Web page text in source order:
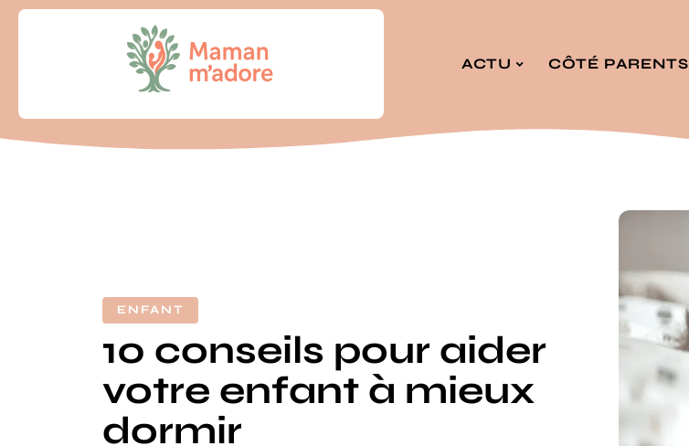
ACTU CÔTÉ PARENTS
ENFANT
10 conseils pour aider
votre enfant à mieux
dormir